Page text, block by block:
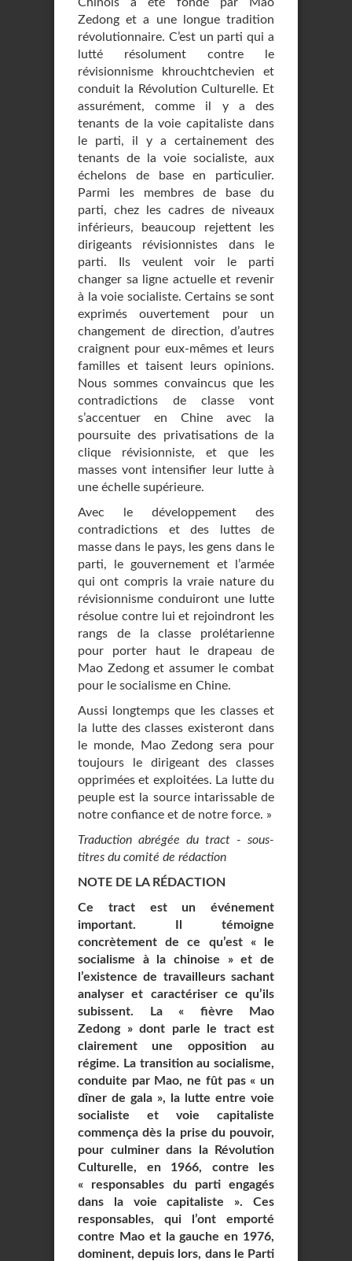
Zedong et a une longue tradition
révolutionnaire. C’est un parti qui a
lutté résolument contre le
révisionnisme khrouchtchevien et
conduit la Révolution Culturelle. Et
assurément, comme il y a des
tenants de la voie capitaliste dans
le parti, il y a certainement des
tenants de la voie socialiste, aux
échelons de base en particulier.
Parmi les membres de base du
parti, chez les cadres de niveaux
inférieurs, beaucoup rejettent les
dirigeants révisionnistes dans le
parti. Ils veulent voir le parti
changer sa ligne actuelle et revenir
à la voie socialiste. Certains se sont
exprimés ouvertement pour un
changement de direction, d’autres
craignent pour eux-mêmes et leurs
familles et taisent leurs opinions.
Nous sommes convaincus que les
contradictions de classe vont
s’accentuer en Chine avec la
poursuite des privatisations de la
clique révisionniste, et que les
masses vont intensifier leur lutte à
une échelle supérieure.
Avec le développement des
contradictions et des luttes de
masse dans le pays, les gens dans le
parti, le gouvernement et l’armée
qui ont compris la vraie nature du
révisionnisme conduiront une lutte
résolue contre lui et rejoindront les
rangs de la classe prolétarienne
pour porter haut le drapeau de
Mao Zedong et assumer le combat
pour le socialisme en Chine.
Aussi longtemps que les classes et
la lutte des classes existeront dans
le monde, Mao Zedong sera pour
toujours le dirigeant des classes
opprimées et exploitées. La lutte du
peuple est la source intarissable de
notre confiance et de notre force. »
Traduction abrégée du tract - sous-
titres du comité de rédaction
NOTE DE LA RÉDACTION
Ce tract est un événement
important. Il témoigne
concrètement de ce qu’est « le
socialisme à la chinoise » et de
l’existence de travailleurs sachant
analyser et caractériser ce qu’ils
subissent. La « fièvre Mao
Zedong » dont parle le tract est
clairement une opposition au
régime. La transition au socialisme,
conduite par Mao, ne fût pas « un
dîner de gala », la lutte entre voie
socialiste et voie capitaliste
commença dès la prise du pouvoir,
pour culminer dans la Révolution
Culturelle, en 1966, contre les
« responsables du parti engagés
dans la voie capitaliste ». Ces
responsables, qui l’ont emporté
contre Mao et la gauche en 1976,
dominent, depuis lors, dans le Parti